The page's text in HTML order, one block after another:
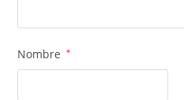
Nombre *